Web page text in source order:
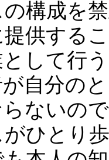
構成を
供する
して行
が自分の
ないの
ひとり